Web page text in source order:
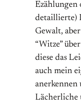
Ezählungen
detaillierte)
Gewalt,
“Witze”
diese das
auch mein
anerkennen
Lächerliche